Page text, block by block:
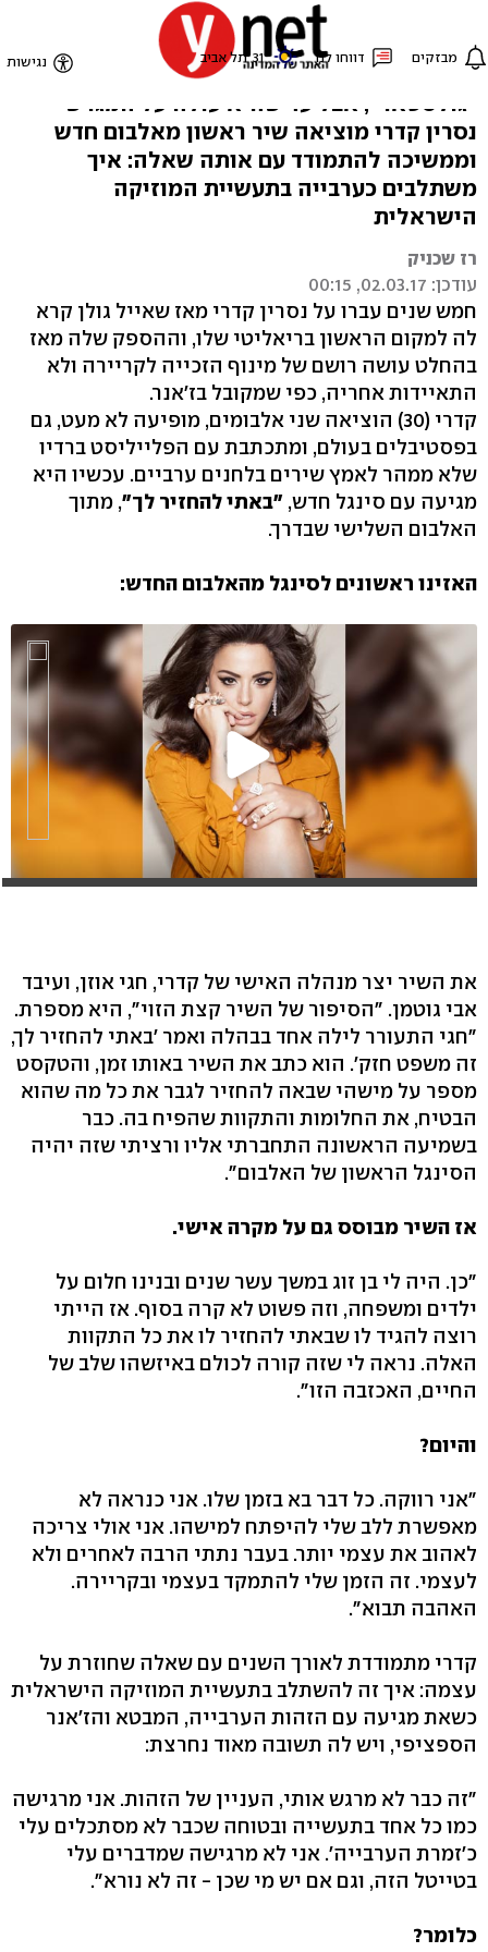
"אני עושה מוזיקה אסלית"
בקרוב נראה אותה בגרסה הנשית של
"גולסטאר", אבל עד שהיא עולה על המגרש
נסרין קדרי מוציאה שיר ראשון מאלבום חדש
וממשיכה להתמודד עם אותה שאלה: איך
משתלבים כערבייה בתעשיית המוזיקה
הישראלית
רז שכניק
עודכן: 02.03.17, 00:15
חמש שנים עברו על נסרין קדרי מאז שאייל גולן קרא
לה למקום הראשון בריאליטי שלו, וההספק שלה מאז
בהחלט עושה רושם של מינוף הזכייה לקריירה ולא
התאיידות אחריה, כפי שמקובל בז'אנר.
קדרי (30) הוציאה שני אלבומים, מופיעה לא מעט, גם
בפסטיבלים בעולם, ומתכתבת עם הפלייליסט ברדיו
שלא ממהר לאמץ שירים בלחנים ערביים. עכשיו היא
מגיעה עם סינגל חדש, "באתי להחזיר לך", מתוך
האלבום השלישי שבדרך.
האזינו ראשונים לסינגל מהאלבום החדש:
את השיר יצר מנהלה האישי של קדרי, חגי אוזן, ועיבד
אבי גוטמן. "הסיפור של השיר קצת הזוי", היא מספרת.
"חגי התעורר לילה אחד בבהלה ואמר 'באתי להחזיר לך,
זה משפט חזק'. הוא כתב את השיר באותו זמן, והטקסט
מספר על מישהי שבאה להחזיר לגבר את כל מה שהוא
הבטיח, את החלומות והתקוות שהפיח בה. כבר
בשמיעה הראשונה התחברתי אליו ורציתי שזה יהיה
הסינגל הראשון של האלבום".
אז השיר מבוסס גם על מקרה אישי.
"כן. היה לי בן זוג במשך עשר שנים ובנינו חלום על
ילדים ומשפחה, וזה פשוט לא קרה בסוף. אז הייתי
רוצה להגיד לו שבאתי להחזיר לו את כל התקוות
האלה. נראה לי שזה קורה לכולם באיזשהו שלב של
החיים, האכזבה הזו".
והיום?
"אני רווקה. כל דבר בא בזמן שלו. אני כנראה לא
מאפשרת ללב שלי להיפתח למישהו. אני אולי צריכה
לאהוב את עצמי יותר. בעבר נתתי הרבה לאחרים ולא
לעצמי. זה הזמן שלי להתמקד בעצמי ובקריירה.
האהבה תבוא".
קדרי מתמודדת לאורך השנים עם שאלה שחוזרת על
עצמה: איך זה להשתלב בתעשיית המוזיקה הישראלית
כשאת מגיעה עם הזהות הערבייה, המבטא והז'אנר
הספציפי, ויש לה תשובה מאוד נחרצת:
"זה כבר לא מרגש אותי, העניין של הזהות. אני מרגישה
כמו כל אחד בתעשייה ובטוחה שכבר לא מסתכלים עלי
כ'זמרת הערבייה'. אני לא מרגישה שמדברים עלי
בטייטל הזה, וגם אם יש מי שכן - זה לא נורא".
כלומר?